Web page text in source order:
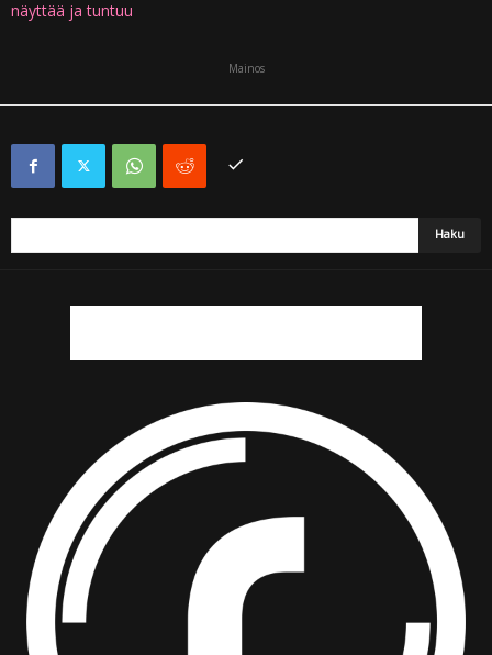
näyttää ja tuntuu
Mainos